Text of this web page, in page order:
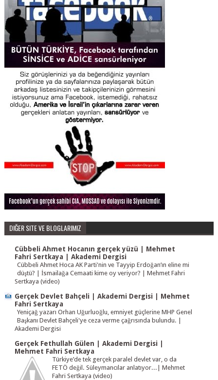
DIĞER SITE VE BLOGLARIMIZ
Cübbeli Ahmet Hocanın gerçek yüzü | Mehmet
Fahri Sertkaya | Akademi Dergisi
Cübbeli Ahmet Hoca AK Parti'nin ve Tayyip Erdoğan’ın eline mi
düştü? | İsmailağa Cemaati kime oy veriyor? | Mehmet Fahri
Sertkaya (video)
Gerçek Devlet Bahçeli | Akademi Dergisi | Mehmet
Fahri Sertkaya
Yeniçağ yazarı Orhan Uğurluoğlu, emniyet güçlerine MHP Genel
Başkanı Devlet Bahçeli'ye ceza verme çağrısında bulundu. |
Akademi Dergisi
Gerçek Fethullah Gülen | Akademi Dergisi |
Mehmet Fahri Sertkaya
Türkiye’de tek gerçek paralel devlet var, o da
FETÖ değil. Süleymancılar anlatıyor...| Mehmet
Fahri Sertkaya (video)